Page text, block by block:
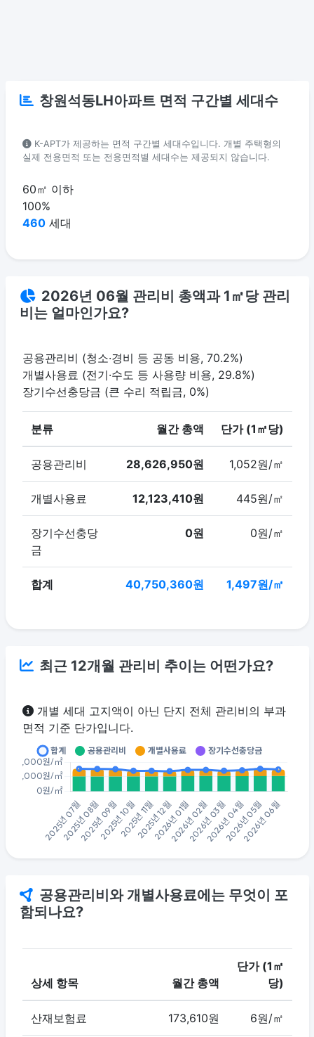
창원석동LH아파트 면적 구간별 세대수
K-APT가 제공하는 면적 구간별 세대수입니다. 개별 주택형의
실제 전용면적 또는 전용면적별 세대수는 제공되지 않습니다.
60㎡ 이하
100%
460 세대
2026년 06월 관리비 총액과 1㎡당 관리
비는 얼마인가요?
공용관리비 (청소·경비 등 공동 비용, 70.2%)
개별사용료 (전기·수도 등 사용량 비용, 29.8%)
장기수선충당금 (큰 수리 적립금, 0%)
분류 월간 총액 단가 (1㎡당)
공용관리비 28,626,950원 1,052원/㎡
개별사용료 12,123,410원 445원/㎡
장기수선충당
금
0원 0원/㎡
합계 40,750,360원 1,497원/㎡
최근 12개월 관리비 추이는 어떤가요?
개별 세대 고지액이 아닌 단지 전체 관리비의 부과
면적 기준 단가입니다.
공용관리비와 개별사용료에는 무엇이 포
함되나요?
상세 항목 월간 총액
단가 (1㎡
당)
산재보험료 173,610원 6원/㎡